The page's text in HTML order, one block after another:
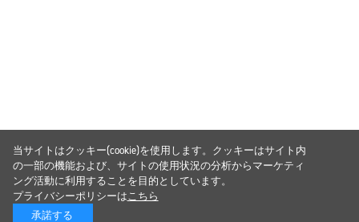
当サイトはクッキー(cookie)を使用します。クッキーはサイト内
の一部の機能および、サイトの使用状況の分析からマーケティ
ング活動に利用することを目的としています。
プライバシーポリシーはこちら
承諾する